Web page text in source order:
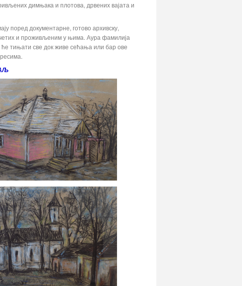
димњака и плотова, дрвених вајата и
поред документарне, готово архивску,
и проживљеним у њима. Аура фамилија
ће тињати све док живе сећања или бар ове